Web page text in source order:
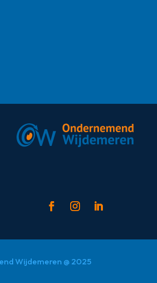
Wijdemeren @ 2025